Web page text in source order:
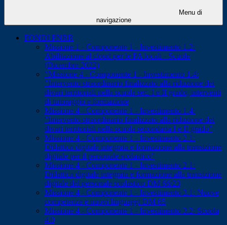
Menu di
navigazione
FONDI PNRR
Missione 1 - Componente 1 - Investimento 1.2:
Abilitazione al cloud per le PA locali - Scuole
(Dicembre 2022)
“Missione 4 - Componente 1 - Investimento 1.4:
"Intervento straordinario finalizzato alla riduzione dei
divari territoriali nella scuola sec. I e II grado, interventi
di tutoraggio e formazione
Missione 4 - Componente 1 - Investimento 1.4:
"Intervento straordinario finalizzato alla riduzione dei
divari territoriali nella scuola secondaria I e II grado"
Missione 4 - Componente 1 - Investimento 2.1:
Didattica digitale integrata e formazione alla transizione
digitale per il personale scolastico"
Missione 4 - Componente 1 - Investimento 2.1:
Didattica digitale integrata e formazione alla transizione
digitale del personale scolastico DM 66/23
Missione 4 - Componente 1 - Investimento 3.1: Nuove
competenze e nuovi linguaggi DM 65
Missione 4 - Componente 1 - Investimento 3.2: Scuola
4.0